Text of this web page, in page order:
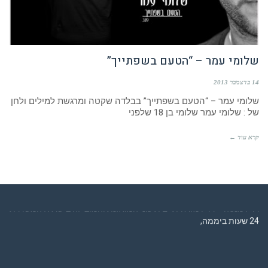
שלומי עמר – “הטעם בשפתייך”
14 בדצמבר 2013
שלומי עמר – “הטעם בשפתייך” בבלדה שקטה ומרגשת למילים ולחן
של : שלומי עמר שלומי בן 18 שלפני
קרא עוד ←
24 שעות ביממה,